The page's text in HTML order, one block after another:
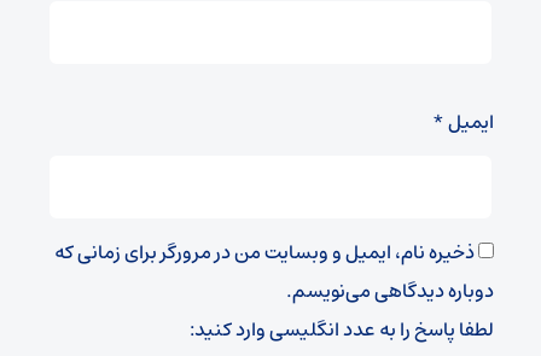
ایمیل*
ذخیره نام، ایمیل و وبسایت من در مرورگر برای زمانی که
دوباره دیدگاهی می‌نویسم.
لطفا پاسخ را به عدد انگلیسی وارد کنید: